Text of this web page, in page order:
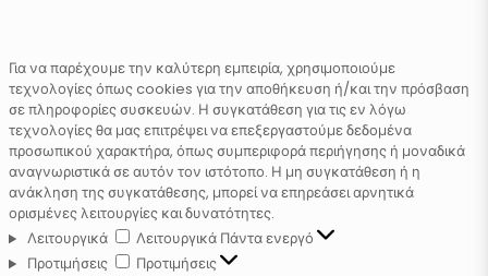
Για να παρέχουμε την καλύτερη εμπειρία, χρησιμοποιούμε
τεχνολογίες όπως cookies για την αποθήκευση ή/και την πρόσβαση
σε πληροφορίες συσκευών. Η συγκατάθεση για τις εν λόγω
τεχνολογίες θα μας επιτρέψει να επεξεργαστούμε δεδομένα
προσωπικού χαρακτήρα, όπως συμπεριφορά περιήγησης ή μοναδικά
αναγνωριστικά σε αυτόν τον ιστότοπο. Η μη συγκατάθεση ή η
ανάκληση της συγκατάθεσης, μπορεί να επηρεάσει αρνητικά
ορισμένες λειτουργίες και δυνατότητες.
Λειτουργικά
Λειτουργικά Πάντα ενεργό
Προτιμήσεις
Προτιμήσεις